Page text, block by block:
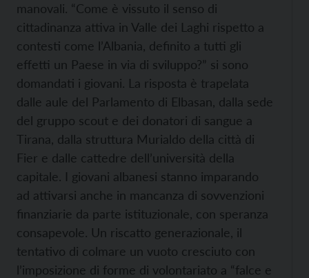
manovali. “Come è vissuto il senso di
cittadinanza attiva in Valle dei Laghi rispetto a
contesti come l’Albania, definito a tutti gli
effetti un Paese in via di sviluppo?” si sono
domandati i giovani. La risposta è trapelata
dalle aule del Parlamento di Elbasan, dalla sede
del gruppo scout e dei donatori di sangue a
Tirana, dalla struttura Murialdo della città di
Fier e dalle cattedre dell’università della
capitale. I giovani albanesi stanno imparando
ad attivarsi anche in mancanza di sovvenzioni
finanziarie da parte istituzionale, con speranza
consapevole. Un riscatto generazionale, il
tentativo di colmare un vuoto cresciuto con
l’imposizione di forme di volontariato a “falce e